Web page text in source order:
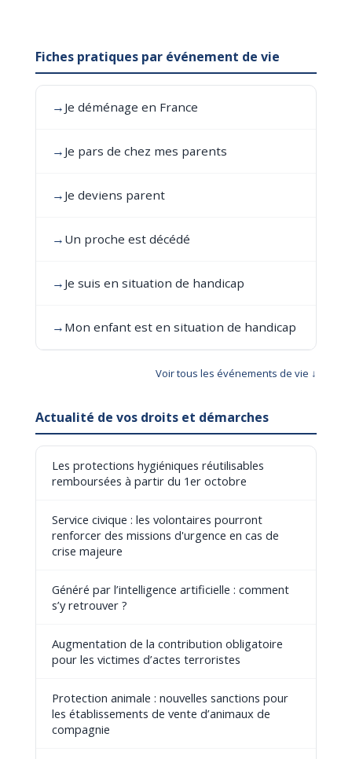
Fiches pratiques par événement de vie
→ Je déménage en France
→ Je pars de chez mes parents
→ Je deviens parent
→ Un proche est décédé
→ Je suis en situation de handicap
→ Mon enfant est en situation de handicap
Voir tous les événements de vie ↓
Actualité de vos droits et démarches
Les protections hygiéniques réutilisables
remboursées à partir du 1er octobre
Service civique : les volontaires pourront
renforcer des missions d'urgence en cas de
crise majeure
Généré par l’intelligence artificielle : comment
s’y retrouver ?
Augmentation de la contribution obligatoire
pour les victimes d’actes terroristes
Protection animale : nouvelles sanctions pour
les établissements de vente d’animaux de
compagnie